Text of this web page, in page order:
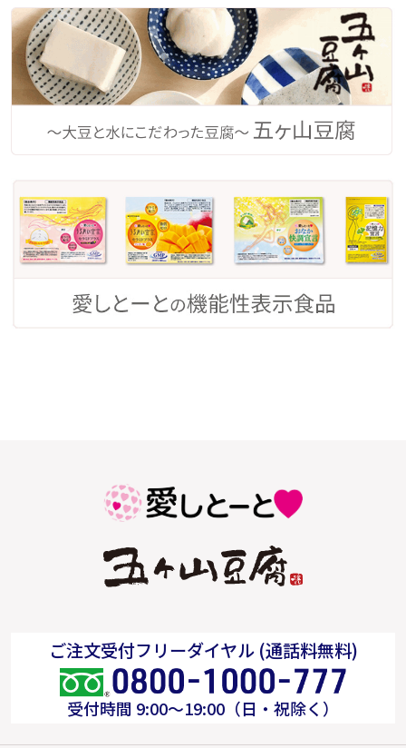
ご注文受付フリーダイヤル (通話料無料)
受付時間 9:00～19:00（日・祝除く）